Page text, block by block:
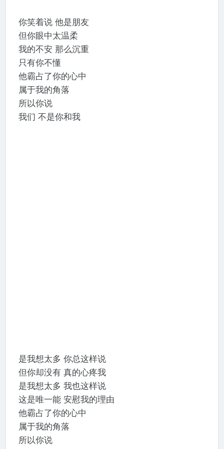
你笑着说 他是朋友
但你眼中太温柔
我的不安 那么沉重
只有你不懂
他霸占了你的心中
属于我的角落
所以你说
我们 不是你和我
是我想太多 你总这样说
但你却没有 真的心疼我
是我想太多 我也这样说
这是唯一能 安慰我的理由
他霸占了你的心中
属于我的角落
所以你说